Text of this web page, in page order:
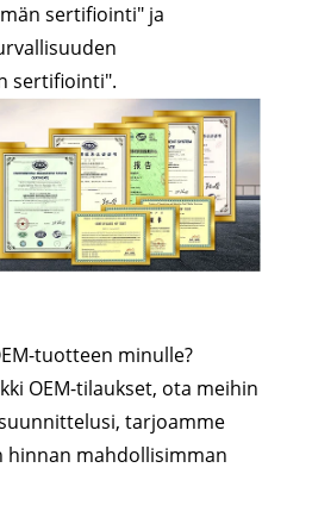
sertifiointi" ja
sertifiointi".
tuotteen minulle?
OEM-tilaukset, ota meihin
tarjoamme
hinnan mahdollisimman